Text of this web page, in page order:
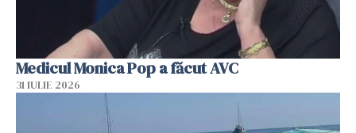
Medicul Monica Pop a făcut AVC
31 IULIE 2026